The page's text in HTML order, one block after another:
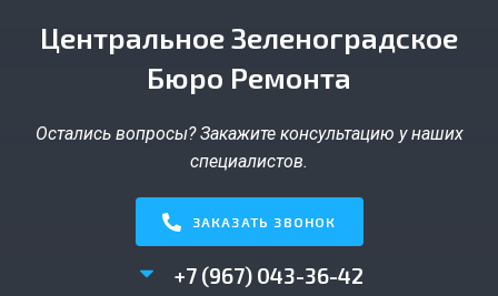
Центральное Зеленоградское
Бюро Ремонта
Остались вопросы? Закажите консультацию у наших
специалистов.
ЗАКАЗАТЬ ЗВОНОК
+7 (967) 043-36-42